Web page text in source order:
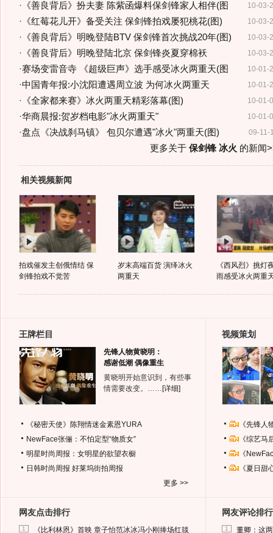
10-03-
· 《善良背后》扮夫妻 陈紫函爆料保剑锋家人相伴(图
10-03-
· 《红莓花儿开》备受关注 保剑锋拍戏屡犯桃花(图)
10-03-
· 《善良背后》明晚登陆BTV 保剑锋首次挑战20年(图)
10-03-
· 《善良背后》明晚登陆北京 保剑锋炎夏穿棉袄
10-01-
·赛场变雷音寺 《超级巨声》选手感受冰火两重天(图
10-01-
·中国青年报:小沈阳遭遇周立波 为何冰火两重天
10-01-
· 《全家都来赛》冰火两重天精彩落幕(图)
10-01-
·华商晨报:贺岁档电影"冰火两重天"
09-11-
·盘点《决战刹马镇》 包贝尔遭遇"冰火"两重天(图)
更多关于 保剑锋 冰火 的新闻
相关视频新闻
拍戏催发主创俄情结 保
剑锋拍戏不觉苦
岁末高端百货 演绎冰火
两重天
《西风烈》挑灯
雨感受冰火两重
王牌栏目
先锋人物黄晓明：
感谢低潮 偶像重生
黄晓明开始意识到，有些事
情需要改变。…… [详细]
《秘密天使》陈翔情迷金素恩YURA
NewFace张俪：不怕定型“物质女”
明星时尚周报：女明星的欲望衣橱
日韩时尚周报 好莱坞街拍周报
更多 >>
视频策划
《先锋
《综艺
《
《夏日
网友点击排行
1 《比利林恩》首映 章子怡范冰冰冯小刚捧场红毯
网友评论排行
1 董卿：这